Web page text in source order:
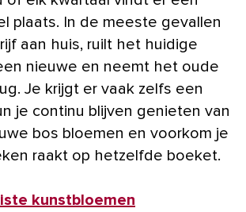
plaats. In de meeste gevallen
aan huis, ruilt het huidige
nieuwe en neemt het oude
Je krijgt er vaak zelfs een
je continu blijven genieten van
bos bloemen en voorkom je
raakt op hetzelfde boeket.
kunstbloemen